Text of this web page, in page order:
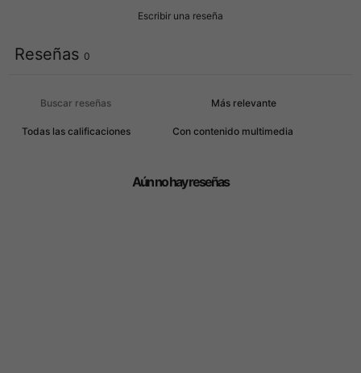
Escribir una reseña
Reseñas 0
Con contenido multimedia
Aún no hay reseñas